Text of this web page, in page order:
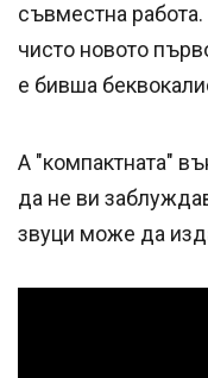
съвместна
чисто новото
е бивша
А "компактната"
да не ви
звуци може да